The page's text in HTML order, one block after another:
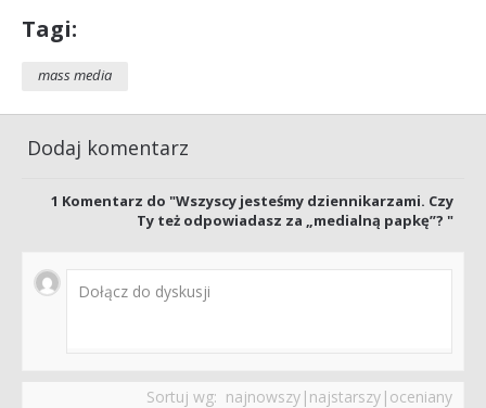
Tagi:
mass media
Dodaj komentarz
1 Komentarz do "Wszyscy jesteśmy dziennikarzami. Czy
Ty też odpowiadasz za „medialną papkę”? "
Sortuj wg: najnowszy | najstarszy | oceniany